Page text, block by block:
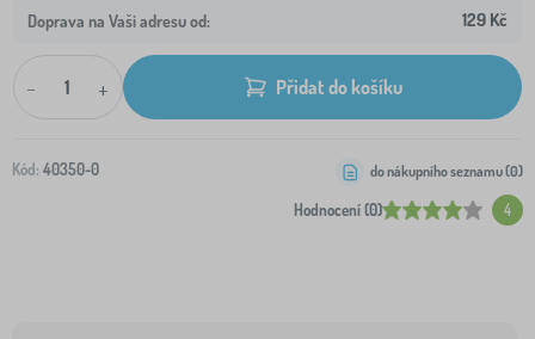
Doprava na Vaši adresu od: 129 Kč
- + Přidat do košíku
Kód: 40350-0
Hodnocení (0) 4
do nákupního seznamu (0)